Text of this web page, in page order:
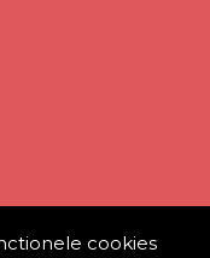
cookies